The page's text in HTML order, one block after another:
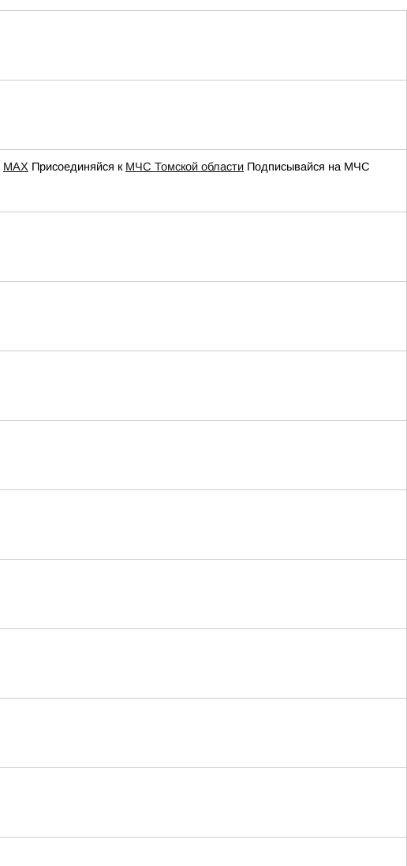
МАХ Присоединяйся к МЧС Томской области Подписывайся на МЧС